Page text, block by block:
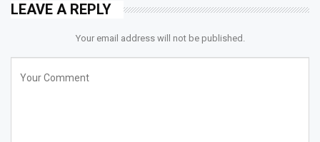
LEAVE A REPLY
Your email address will not be published.